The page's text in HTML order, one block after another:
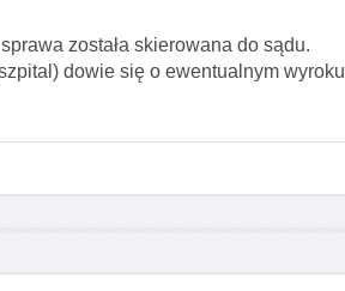
została skierowana do sądu.
dowie się o ewentualnym wyroku